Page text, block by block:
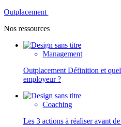
Outplacement
Nos ressources
Management
Outplacement Définition et
employeur ?
Coaching
Les 3 actions à réaliser avant